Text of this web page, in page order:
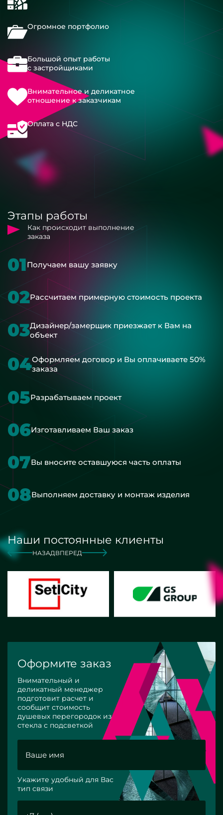
Огромное портфолио
Большой опыт работы
с застройщиками
Внимательное и деликатное
отношение к заказчикам
Оплата с НДС
Этапы работы
Как происходит выполнение
заказа
01Получаем вашу заявку
02Рассчитаем примерную стоимость проекта
03Дизайнер/замерщик приезжает к Вам на
объект
04Оформляем договор и Вы оплачиваете 50%
заказа
05Разрабатываем проект
06Изготавливаем Ваш заказ
07Вы вносите оставшуюся часть оплаты
08Выполняем доставку и монтаж изделия
Наши постоянные клиенты
НАЗАД ВПЕРЕД
Оформите заказ
Внимательный и
деликатный менеджер
подготовит расчет и
сообщит стоимость
душевых перегородок из
стекла с подсветкой
Укажите удобный для Вас
тип связи